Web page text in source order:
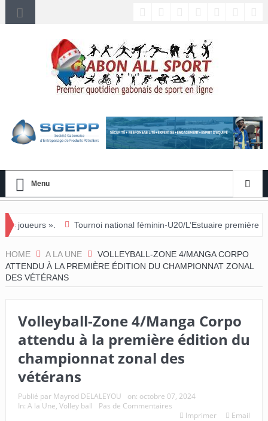
Menu
Tournoi national féminin-U20/L’Estuaire première équipe
HOME A LA UNE
VOLLEYBALL-ZONE 4/MANGA CORPO
ATTENDU À LA PREMIÈRE ÉDITION DU CHAMPIONNAT ZONAL
DES VÉTÉRANS
Volleyball-Zone 4/Manga Corpo
attendu à la première édition du
championnat zonal des
vétérans
Publié par Mayrod DELALEYOU on: octobre 07, 2024
In: A la Une, Volley ball
Pas de Commentaires
Imprimer
Email